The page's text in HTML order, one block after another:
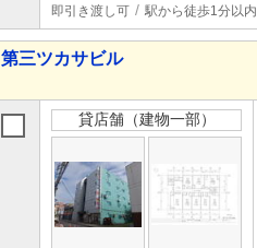
即引き渡し可 駅から徒歩1分以内
第三ツカサビル
貸店舗（建物一部）